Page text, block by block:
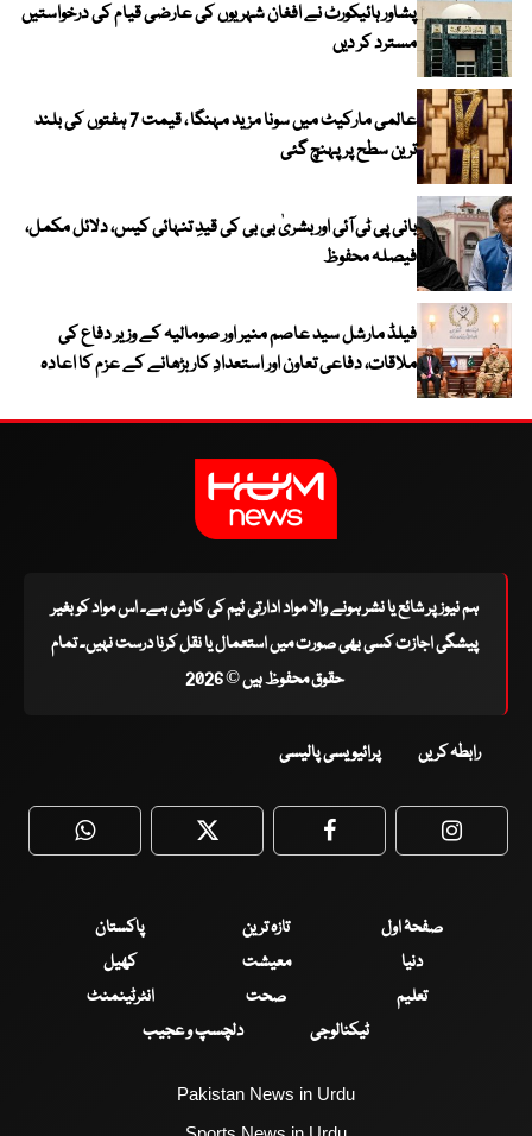
پشاور ہائیکورٹ نے افغان شہریوں کی عارضی قیام کی درخواستیں
مسترد کر دیں
عالمی مارکیٹ میں سونا مزید مہنگا ، قیمت 7 ہفتوں کی بلند
ترین سطح پر پہنچ گئی
بانی پی ٹی آئی اور بشریٰ بی بی کی قیدِ تنہائی کیس، دلائل مکمل،
فیصلہ محفوظ
فیلڈ مارشل سید عاصم منیر اور صومالیہ کے وزیر دفاع کی
ملاقات، دفاعی تعاون اور استعدادِ کار بڑھانے کے عزم کا اعادہ
ہم نیوز پر شائع یا نشر ہونے والا مواد ادارتی ٹیم کی کاوش ہے۔ اس مواد کو بغیر
پیشگی اجازت کسی بھی صورت میں استعمال یا نقل کرنا درست نہیں۔ تمام
حقوق محفوظ ہیں © 2026
رابطہ کریں پرائیویسی پالیسی
WhatsApp Twitter Facebook
صفحۂ اول تازہ ترین
پاکستان
دنیا
معیشت
کھیل
تعلیم
صحت
انٹرٹینمنٹ
ٹیکنالوجی
دلچسپ و عجیب
Pakistan News in Urdu